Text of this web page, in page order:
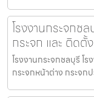
โรงงานกระจกช
กระจก และ ติดตั้
โรงงานกระจกชลบุรี โ
กระจกหน้าต่าง กระจก